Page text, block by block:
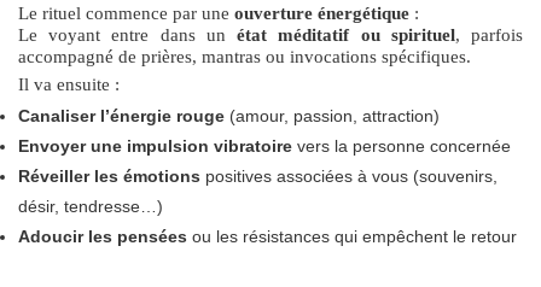
Le rituel commence par une ouverture énergétique :
Le voyant entre dans unétat méditatif ou spirituel, parfois
accompagné de prières, mantras ou invocations spécifiques.
Il va ensuite :
Canaliser l’énergie rouge (amour, passion, attraction)
Envoyer une impulsion vibratoire vers la personne concernée
Réveiller les émotions positives associées à vous (souvenirs,
désir, tendresse…)
Adoucir les pensées ou les résistances qui empêchent le retour